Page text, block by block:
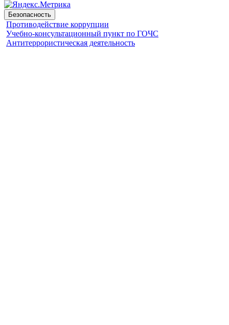
Безопасность
Противодействие коррупции
Учебно-консультационный пункт по ГОЧС
Антитеррористическая деятельность